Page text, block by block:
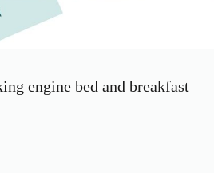
engine bed and breakfast